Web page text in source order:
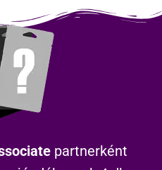
partnerként